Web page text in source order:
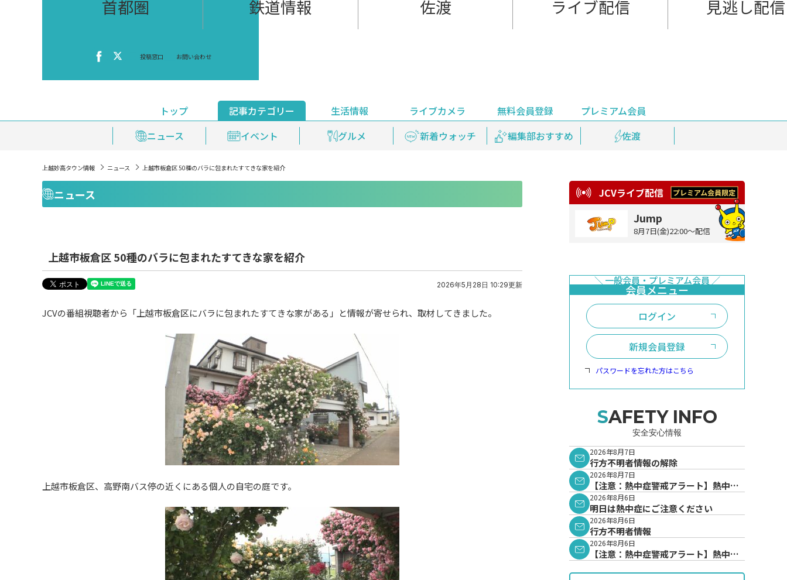
首都圏 鉄道情報 佐渡 ライブ配信 見逃し配信
投稿窓口 お問い合わせ
トップ
記事カテゴリー
ニュース
イベント グルメ 新着ウォッチ 編集部おすすめ 佐渡
生活情報
おくやみ情報
安全安心情報 天気 上越妙高百景 鉄道情報
ライブカメラ 無料会員登録
プレミアム会員
ライブ配信
見逃し配信 プレミアム会員登録
上越妙高タウン情報 ニュース 上越市板倉区 50種のバラに包まれたすてきな家を紹介
ニュース
上越市板倉区 50種のバラに包まれたすてきな家を紹介
2026年5月28日 10:29更新
JCVの番組視聴者から「上越市板倉区にバラに包まれたすてきな家がある」と情報が寄せられ、取材してきました。
上越市板倉区、高野南バス停の近くにある個人の自宅の庭です。
JCVライブ配信
Jump
8月7日(金)22:00～配信
ログイン
新規会員登録
パスワードを忘れた方はこちら
SAFETY INFO
安全安心情報
2026年8月7日
行方不明者情報の解除
2026年8月7日
【注意：熱中症警戒アラート】熱中症
警戒アラートが発表されています。
2026年8月6日
明日は熱中症にご注意ください
2026年8月6日
行方不明者情報
2026年8月6日
【注意：熱中症警戒アラート】熱中症